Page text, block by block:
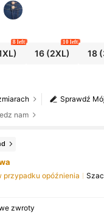
8 left
16(2XL)
10 left
18
Sprawdź
nam
przypadku opóźnienia
zwroty